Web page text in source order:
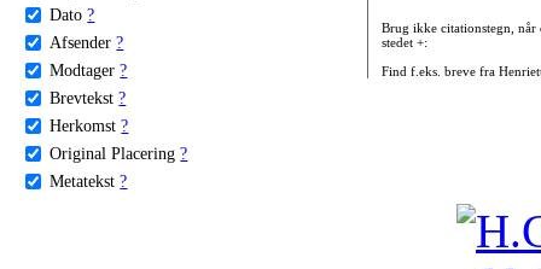
Dato ?
Afsender ?
Modtager ?
Brevtekst ?
Herkomst ?
Original Placering ?
Metatekst ?
Brug ikke citationstegn, når
stedet +:
Find f.eks. breve fra